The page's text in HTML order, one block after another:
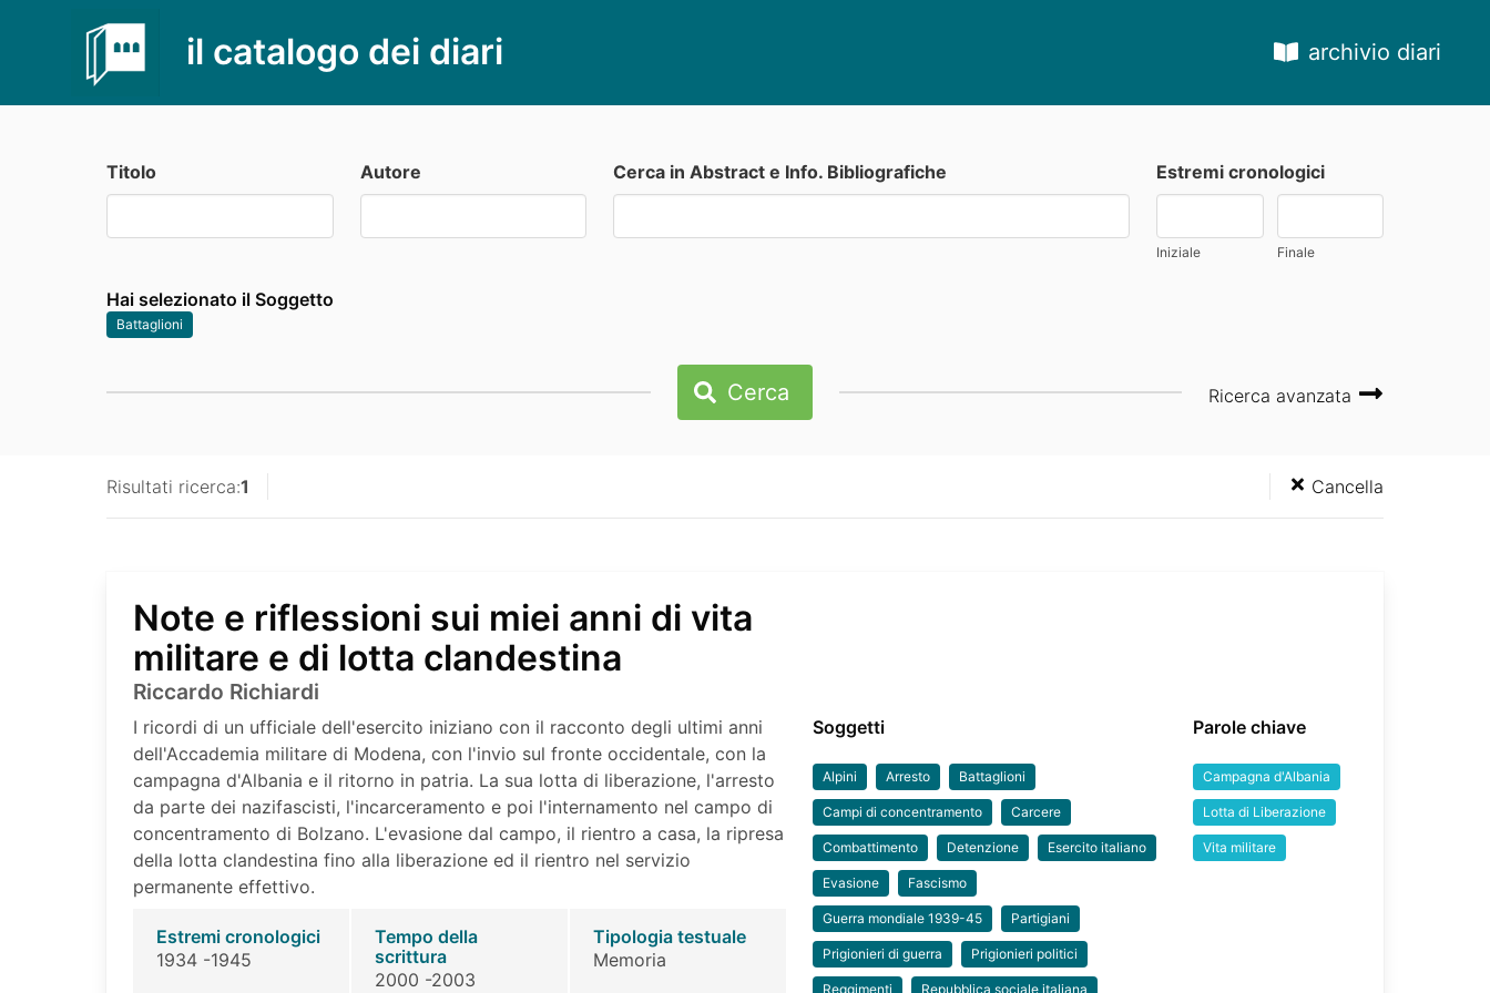
il catalogo dei diari archivio diari
Titolo Autore Cerca in Abstract e Info. Bibliografiche Estremi cronologici
Iniziale Finale
Hai selezionato il Soggetto
Battaglioni
Cerca Ricerca avanzata
Risultati ricerca:1 Cancella
Note e riflessioni sui miei anni di vita
militare e di lotta clandestina
Riccardo Richiardi
I ricordi di un ufficiale dell'esercito iniziano con il racconto degli ultimi anni
dell'Accademia militare di Modena, con l'invio sul fronte occidentale, con la
campagna d'Albania e il ritorno in patria. La sua lotta di liberazione, l'arresto
da parte dei nazifascisti, l'incarceramento e poi l'internamento nel campo di
concentramento di Bolzano. L'evasione dal campo, il rientro a casa, la ripresa
della lotta clandestina fino alla liberazione ed il rientro nel servizio
permanente effettivo.
Estremi cronologici
1934 -1945
Tempo della
scrittura
2000 -2003
Tipologia testuale
Memoria
Soggetti
Alpini Arresto Battaglioni
Campi di concentramento Carcere
Combattimento Detenzione Esercito italiano
Evasione Fascismo
Guerra mondiale 1939-45 Partigiani
Prigionieri di guerra Prigionieri politici
Reggimenti Repubblica sociale italiana
Parole chiave
Campagna d'Albania
Lotta di Liberazione
Vita militare